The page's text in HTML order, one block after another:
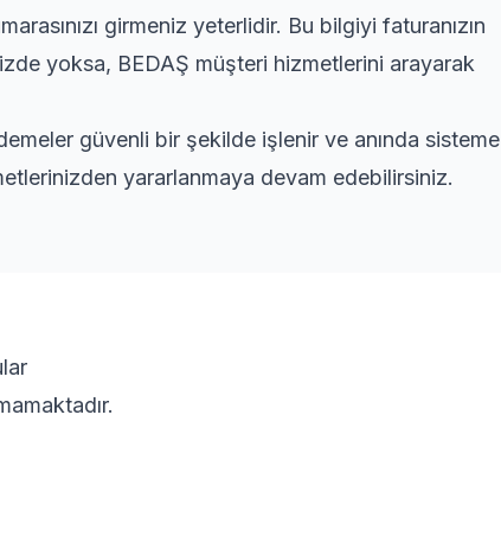
girmeniz yeterlidir. Bu bilgiyi faturanızın
yoksa, BEDAŞ müşteri hizmetlerini arayarak
güvenli bir şekilde işlenir ve anında sisteme
yararlanmaya devam edebilirsiniz.